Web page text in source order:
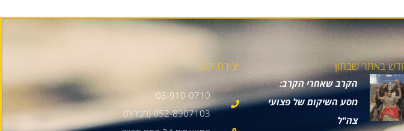
באתר שבתון
הקרב שאחרי הקרב:
מסע השיקום של פצועי
צה"ל
יצירת קשר
03-910-0710
052-8907103 (מכירות)